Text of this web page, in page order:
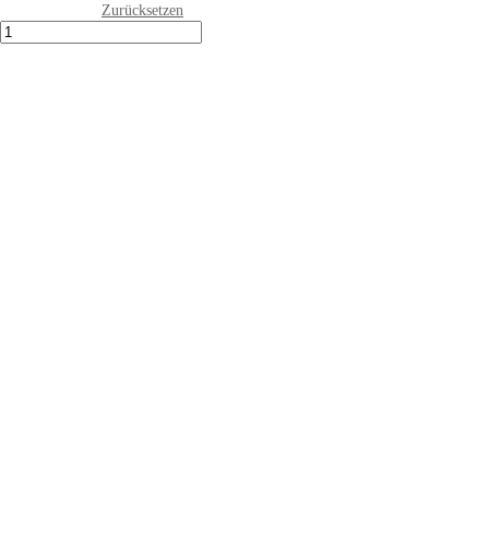
Zurücksetzen
MONO
SLIM